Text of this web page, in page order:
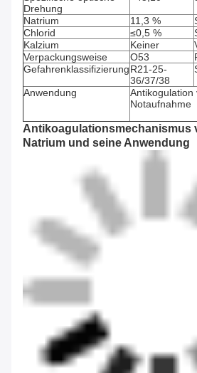
Drehung
Natrium 11,3 %
Chlorid
≤0,5 %
Kalzium
Keiner
Verpackungsweise
O53
GefahrenklassifizierungR21-25-
36/37/38
Anwendung
Antikogulation
Notaufnahme
Antikoagulationsmechanismus
Natrium und seine Anwendung